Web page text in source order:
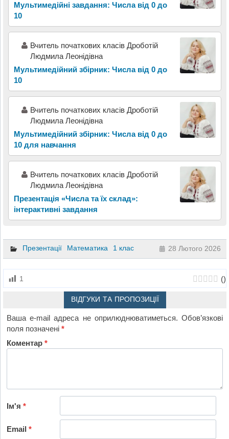
Мультимедійні завдання: Числа від 0 до
10
Вчитель початкових класів Дроботій
Людмила Леонідівна
Мультимедійний збірник: Числа від 0 до
10
Вчитель початкових класів Дроботій
Людмила Леонідівна
Мультимедійний збірник: Числа від 0 до
10 для навчання
Вчитель початкових класів Дроботій
Людмила Леонідівна
Презентація «Числа та їх склад»:
інтерактивні завдання
Презентації Математика 1 клас 28 Лютого 2026
1 ()
ВІДГУКИ ТА ПРОПОЗИЦІЇ
Ваша e-mail адреса не оприлюднюватиметься. Обов’язкові
поля позначені*
Коментар*
Ім'я*
Email*